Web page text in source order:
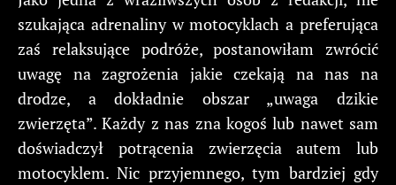
szukająca adrenaliny w motocyklach a preferująca
zaś relaksujące podróże, postanowiłam zwrócić
uwagę na zagrożenia jakie czekają na nas na
drodze, a dokładnie obszar „uwaga dzikie
zwierzęta”. Każdy z nas zna kogoś lub nawet sam
doświadczył potrącenia zwierzęcia autem lub
motocyklem. Nic przyjemnego, tym bardziej gdy